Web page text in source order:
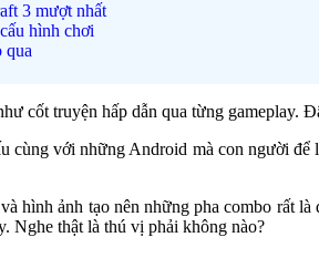
3 mượt nhất
hình chơi
qua
cốt truyện hấp dẫn qua từng gameplay.
cùng với những Android mà con người
hình ảnh tạo nên những pha combo rất
Nghe thật là thú vị phải không nào?